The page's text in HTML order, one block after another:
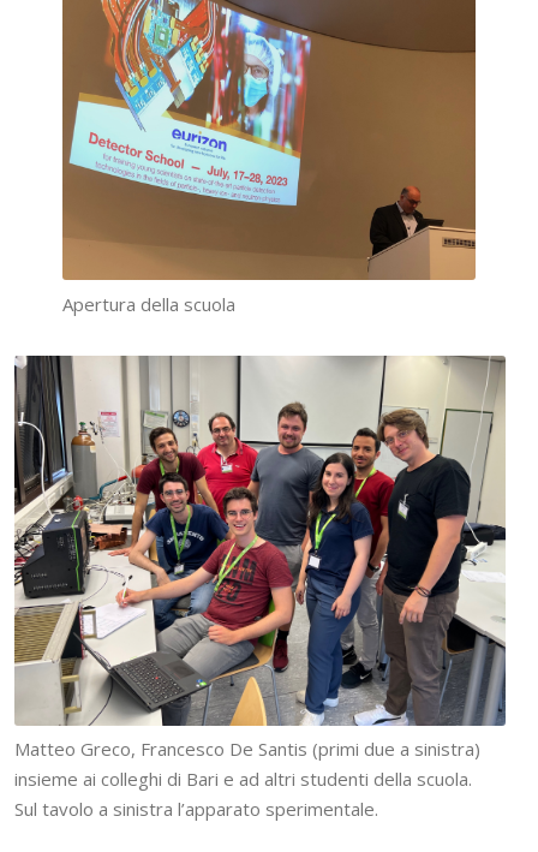
Apertura della scuola
Matteo Greco, Francesco De Santis (primi due a sinistra)
insieme ai colleghi di Bari e ad altri studenti della scuola.
Sul tavolo a sinistra l’apparato sperimentale.